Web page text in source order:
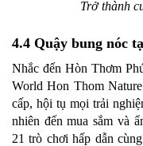
Trở thành
4.4 Quậy bung nóc
Nhắc đến Hòn Thơm
World Hon Thom
cấp, hội tụ mọi trải
nhiên đến mua sắm và
21 trò chơi hấp dẫn